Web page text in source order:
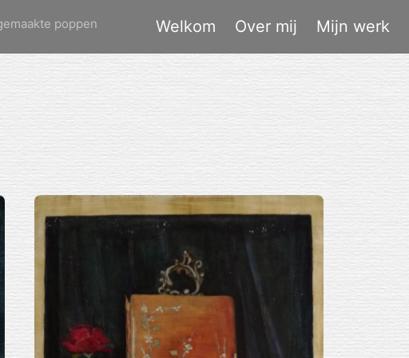
poppen Welkom Over mij Mijn werk